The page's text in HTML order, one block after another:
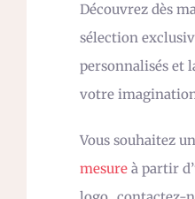
Découvrez dès
sélection
personnalisés et
votre
Vous souhaitez un
mesure à partir